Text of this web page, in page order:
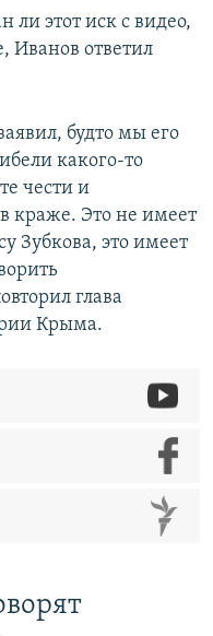
ли этот иск с видео,
Иванов ответил
будто мы его
какого-то
чести и
краже. Это не имеет
Зубкова, это имеет
глава
Крыма.